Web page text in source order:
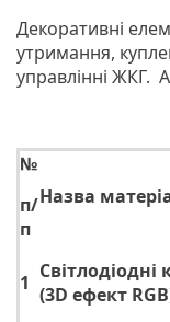
Декоративні
утримання,
управлінні ЖКГ.
№
п/
п
Назва
1 Світлодіодні
(3D ефект